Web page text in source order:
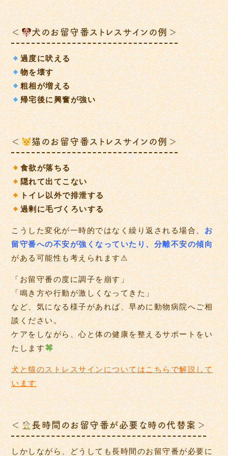
＜ 犬のお留守番ストレスサインの例＞
過度に吠える
物を壊す
粗相が増える
帰宅後に興奮が強い
＜ 猫のお留守番ストレスサインの例＞
食欲が落ちる
隠れて出てこない
トイレ以外で排泄する
過剰に毛づくろいする
こうした変化が一時的ではなく繰り返される場合、お
留守番への不安が強くなっていたり、分離不安の傾向
がある可能性も考えられます⚠
「お留守番の度に調子を崩す」
「鳴き方や行動が激しくなってきた」
など、気になる様子があれば、早めに動物病院へご相
談ください。
ケアをしながら、心と体の健康を整えるサポートをい
たします
犬と猫のストレスサインについてはこちらで解説して
います
＜ 長時間のお留守番が必要な時の代替案＞
しかしながら、どうしても長時間のお留守番が必要に